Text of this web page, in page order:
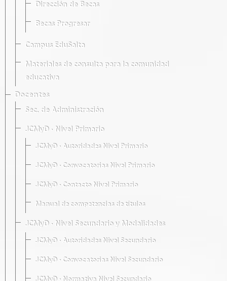
Dirección de Becas
Becas Progresar
Campus EduSalta
Materiales de consulta para la comunidad
educativa
Docentes
Sec. de Administración
JCMyD · Nivel Primario
JCMyD · Autoridades Nivel Primario
JCMyD · Convocatorias Nivel Primario
JCMyD · Contacto Nivel Primario
Manual de competencias de títulos
JCMyD · Nivel Secundario y Modalidades
JCMyD · Autoridades Nivel Secundario
JCMyD · Convocatorias Nivel Secundario
JCMyD · Normativa Nivel Secundario